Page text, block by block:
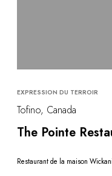
EXPRESSION DU TERROIR
Tofino, Canada
The Pointe
Restaurant de la maison